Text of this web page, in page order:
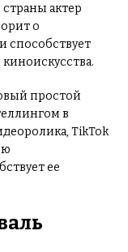
страны актер
о
способствует
простой
в
TikTok
ее